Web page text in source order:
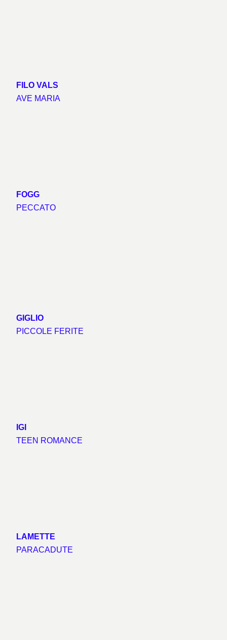
FILO VALS
AVE MARIA
FOGG
PECCATO
GIGLIO
PICCOLE FERITE
IGI
TEEN ROMANCE
LAMETTE
PARACADUTE